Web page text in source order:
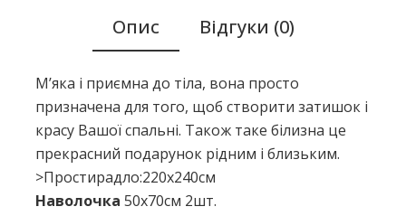
Опис Відгуки (0)
М’яка і приємна до тіла, вона просто
призначена для того, щоб створити затишок і
красу Вашої спальні. Також таке білизна це
прекрасний подарунок рідним і близьким.
>Простирадло:220х240см
Наволочка 50х70см 2шт.